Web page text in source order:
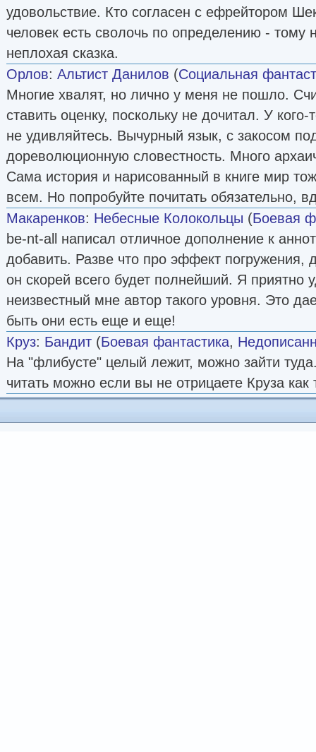
удовольствие. Кто согласен с ефрейтором
человек есть сволочь по определению - тому
неплохая сказка.
Орлов: Альтист Данилов (Социальная
Многие хвалят, но лично у меня не пошло.
ставить оценку, поскольку не дочитал. У
не удивляйтесь. Вычурный язык, с закосом
дореволюционную словестность. Много
Сама история и нарисованный в книге мир
всем. Но попробуйте почитать обязательно,
Макаренков: Небесные Колокольцы (Боевая
be-nt-all написал отличное дополнение к
добавить. Разве что про эффект погружения,
он скорей всего будет полнейший. Я приятно
неизвестный мне автор такого уровня. Это
быть они есть еще и еще!
Круз: Бандит (Боевая фантастика,
На "флибусте" целый лежит, можно зайти
читать можно если вы не отрицаете Круза как